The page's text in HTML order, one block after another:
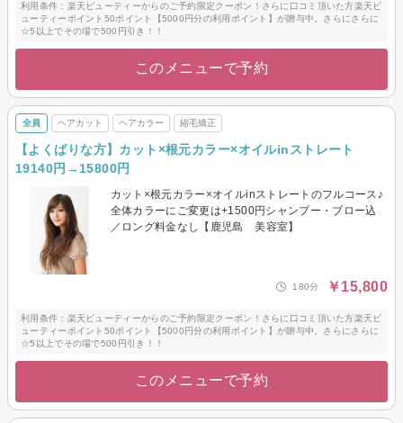
利用条件：楽天ビューティーからのご予約限定クーポン！さらに口コミ頂いた方楽天ビ
ューティーポイント50ポイント【5000円分の利用ポイント】が贈与中。さらにさらに
☆5以上でその場で500円引き！！
このメニューで予約
全員 ヘアカット ヘアカラー 縮毛矯正
【よくばりな方】カット×根元カラー×オイルinストレート
19140円→15800円
カット×根元カラー×オイルinストレートのフルコース♪
全体カラーにご変更は+1500円シャンプー・ブロー込
／ロング料金なし【鹿児島 美容室】
180分 ￥15,800
利用条件：楽天ビューティーからのご予約限定クーポン！さらに口コミ頂いた方楽天ビ
ューティーポイント50ポイント【5000円分の利用ポイント】が贈与中。さらにさらに
☆5以上でその場で500円引き！！
このメニューで予約